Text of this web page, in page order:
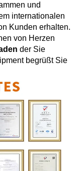
und
internationalen
Kunden erhalten.
von Herzen
der Sie
begrüßt Sie